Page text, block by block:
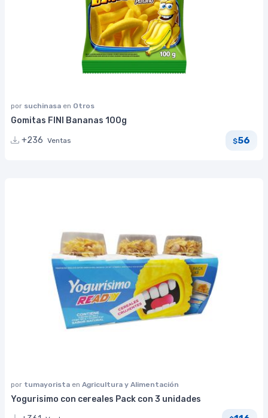
por suchinasa en Otros
Gomitas FINI Bananas 100g
+236 Ventas $56
por tumayorista en Agricultura y Alimentación
Yogurisimo con cereales Pack con 3 unidades